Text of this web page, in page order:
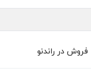
فروش در راندنو